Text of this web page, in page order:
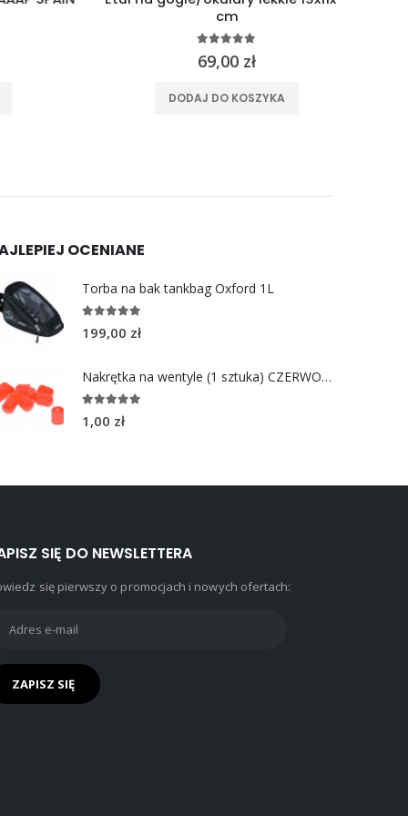
cm
out of 5
69,00zł
DODAJ DO KOSZYKA
OCENIANE
Torba na bak tankbag Oxford 1L
out of 5
199,00 zł
Nakrętka na wentyle (1 sztuka) CZERWONA
out of 5
1,00 zł
SIĘ DO NEWSLETTERA
się pierwszy o promocjach i nowych ofertach: